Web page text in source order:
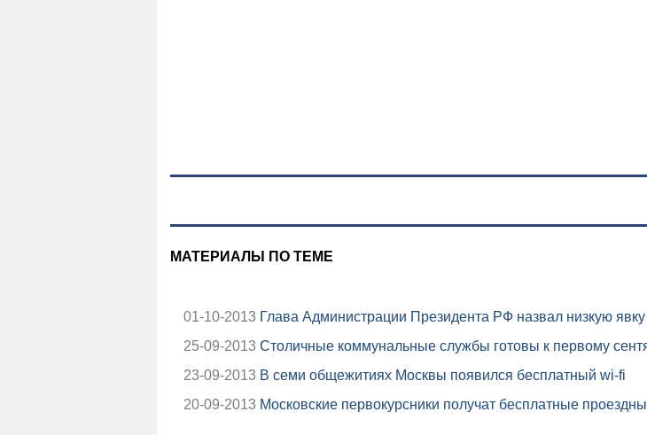
МАТЕРИАЛЫ ПО ТЕМЕ
01-10-2013 Глава Администрации Президента РФ назвал низкую
25-09-2013 Столичные коммунальные службы готовы к первому
23-09-2013 В семи общежитиях Москвы появился бесплатный wi-fi
20-09-2013 Московские первокурсники получат бесплатные